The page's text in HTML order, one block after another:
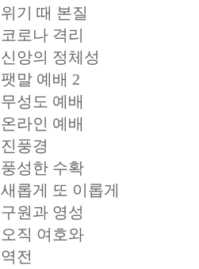
위기 때 본질
코로나 격리
신앙의 정체성
팻말 예배 2
무성도 예배
온라인 예배
진풍경
풍성한 수확
새롭게 또 이롭게
구원과 영성
오직 여호와
역전